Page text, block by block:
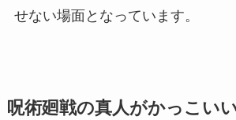
せない場面となっています。
呪術廻戦の真人がかっこい